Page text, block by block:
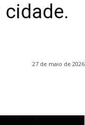
cidade.
27 de maio de 2026